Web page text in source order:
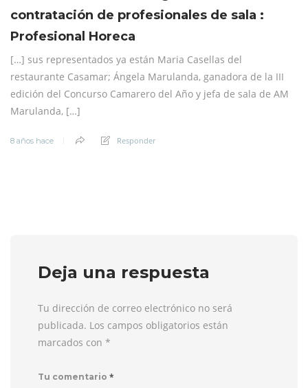
contratación de profesionales de sala :
Profesional Horeca
[…] sus representados ya están Maria Casellas del
restaurante Casamar; Ángela Marulanda, ganadora de la III
edición del Concurso Camarero del Año y jefa de sala de AM
Marulanda, […]
8 años hace Responder
Deja una respuesta
Tu dirección de correo electrónico no será
publicada. Los campos obligatorios están
marcados con *
Tu comentario *